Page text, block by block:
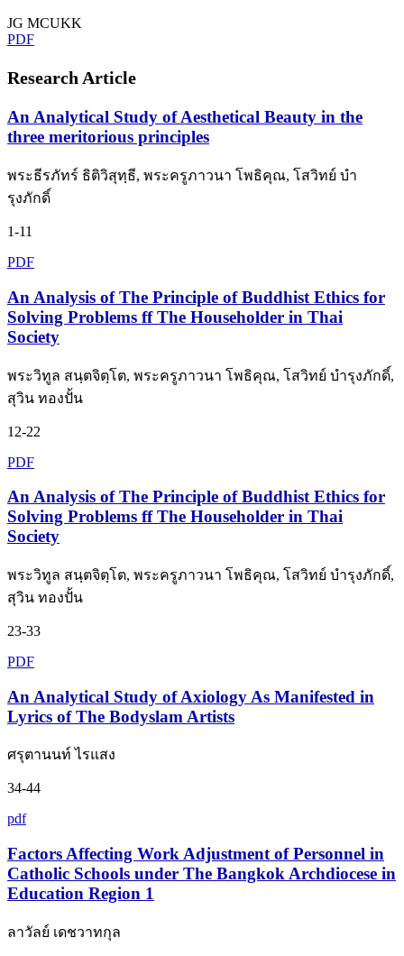
JG MCUKK
PDF
Research Article
An Analytical Study of Aesthetical Beauty in the
three meritorious principles
พระธีรภัทร์ ธิติวิสุทฺธี, พระครูภาวนา โพธิคุณ, โสวิทย์ บํา
รุงภักดิ์
1-11
PDF
An Analysis of The Principle of Buddhist Ethics for
Solving Problems ff The Householder in Thai
Society
พระวิทูล สนฺตจิตฺโต, พระครูภาวนา โพธิคุณ, โสวิทย์ บํารุงภักดิ์,
สุวิน ทองปั้น
12-22
PDF
An Analysis of The Principle of Buddhist Ethics for
Solving Problems ff The Householder in Thai
Society
พระวิทูล สนฺตจิตฺโต, พระครูภาวนา โพธิคุณ, โสวิทย์ บํารุงภักดิ์,
สุวิน ทองปั้น
23-33
PDF
An Analytical Study of Axiology As Manifested in
Lyrics of The Bodyslam Artists
ศรุตานนท์ ไรแสง
34-44
pdf
Factors Affecting Work Adjustment of Personnel in
Catholic Schools under The Bangkok Archdiocese in
Education Region 1
ลาวัลย์ เดชวาทกุล